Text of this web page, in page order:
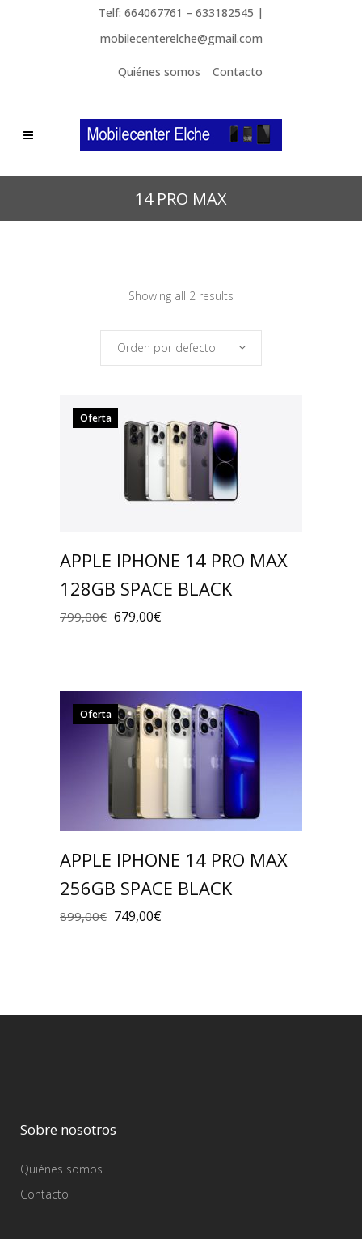
Telf: 664067761 – 633182545 |
mobilecenterelche@gmail.com
Quiénes somos Contacto
14 PRO MAX
Showing all 2 results
Orden por defecto
Oferta
APPLE IPHONE 14 PRO MAX
128GB SPACE BLACK
799,00€ 679,00€
Oferta
APPLE IPHONE 14 PRO MAX
256GB SPACE BLACK
899,00€ 749,00€
Sobre nosotros
Quiénes somos
Contacto